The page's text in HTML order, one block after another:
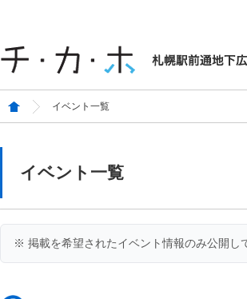
イベント一覧
イベント一覧
※ 掲載を希望されたイベント情報のみ公開し